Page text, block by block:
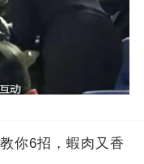
你6招，蝦肉又香